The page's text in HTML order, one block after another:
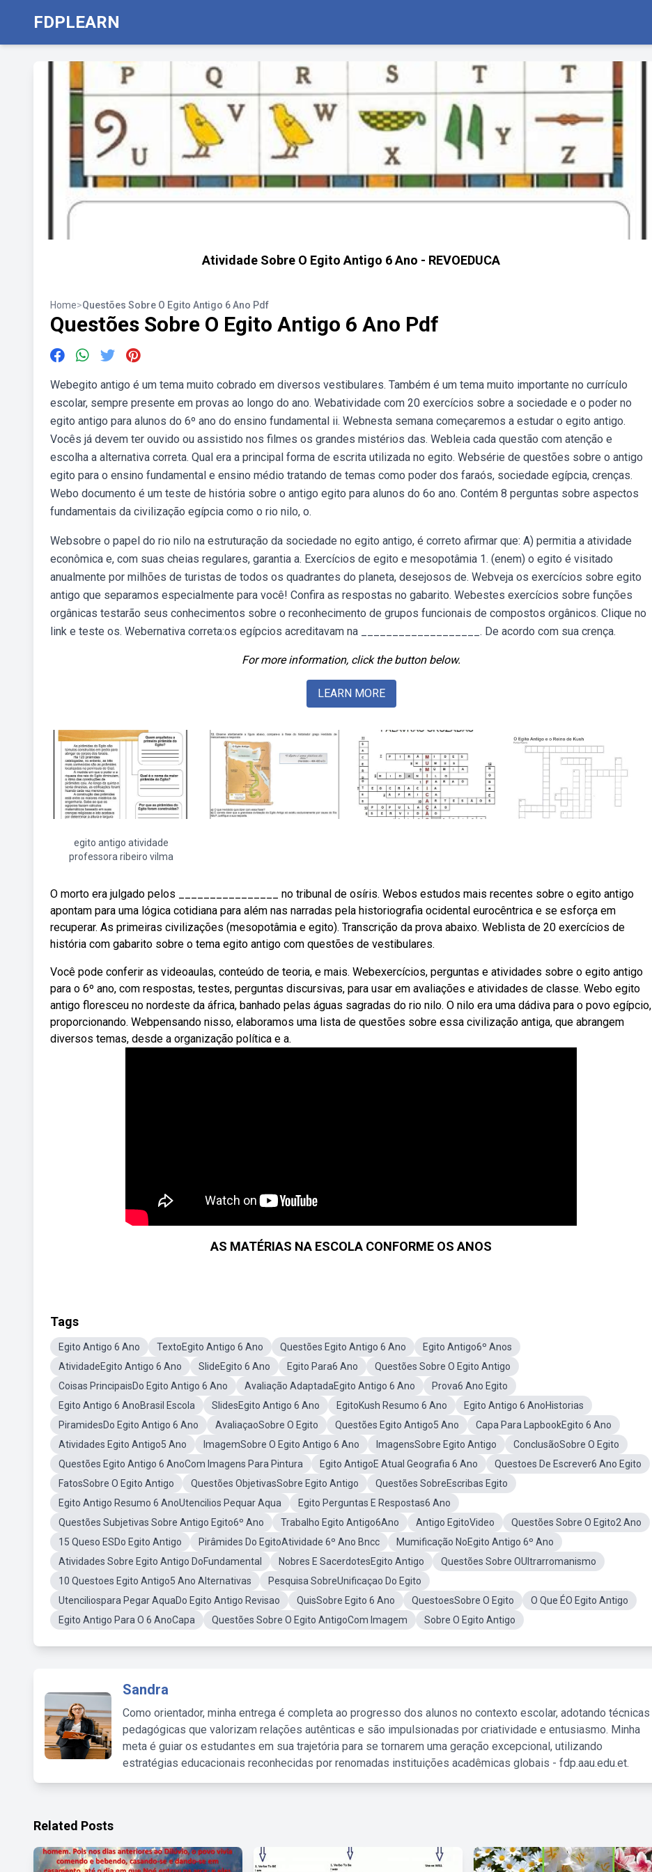
FDPLEARN
Atividade Sobre O Egito Antigo 6 Ano - REVOEDUCA
Home>Questões Sobre O Egito Antigo 6 Ano Pdf
Questões Sobre O Egito Antigo 6 Ano Pdf
Webegito antigo é um tema muito cobrado em diversos vestibulares. Também é um tema muito importante no currículo
escolar, sempre presente em provas ao longo do ano. Webatividade com 20 exercícios sobre a sociedade e o poder no
egito antigo para alunos do 6º ano do ensino fundamental ii. Webnesta semana começaremos a estudar o egito antigo.
Vocês já devem ter ouvido ou assistido nos filmes os grandes mistérios das. Webleia cada questão com atenção e
escolha a alternativa correta. Qual era a principal forma de escrita utilizada no egito. Websérie de questões sobre o antigo
egito para o ensino fundamental e ensino médio tratando de temas como poder dos faraós, sociedade egípcia, crenças.
Webo documento é um teste de história sobre o antigo egito para alunos do 6o ano. Contém 8 perguntas sobre aspectos
fundamentais da civilização egípcia como o rio nilo, o.
Websobre o papel do rio nilo na estruturação da sociedade no egito antigo, é correto afirmar que: A) permitia a atividade
econômica e, com suas cheias regulares, garantia a. Exercícios de egito e mesopotâmia 1. (enem) o egito é visitado
anualmente por milhões de turistas de todos os quadrantes do planeta, desejosos de. Webveja os exercícios sobre egito
antigo que separamos especialmente para você! Confira as respostas no gabarito. Webestes exercícios sobre funções
orgânicas testarão seus conhecimentos sobre o reconhecimento de grupos funcionais de compostos orgânicos. Clique no
link e teste os. Webernativa correta:os egípcios acreditavam na ___________________. De acordo com sua crença.
For more information, click the button below.
LEARN MORE
egito antigo atividade
professora ribeiro vilma
O morto era julgado pelos ________________ no tribunal de osíris. Webos estudos mais recentes sobre o egito antigo
apontam para uma lógica cotidiana para além nas narradas pela historiografia ocidental eurocêntrica e se esforça em
recuperar. As primeiras civilizações (mesopotâmia e egito). Transcrição da prova abaixo. Weblista de 20 exercícios de
história com gabarito sobre o tema egito antigo com questões de vestibulares.
Você pode conferir as videoaulas, conteúdo de teoria, e mais. Webexercícios, perguntas e atividades sobre o egito antigo
para o 6º ano, com respostas, testes, perguntas discursivas, para usar em avaliações e atividades de classe. Webo egito
antigo floresceu no nordeste da áfrica, banhado pelas águas sagradas do rio nilo. O nilo era uma dádiva para o povo egípcio,
proporcionando. Webpensando nisso, elaboramos uma lista de questões sobre essa civilização antiga, que abrangem
diversos temas, desde a organização política e a.
AS MATÉRIAS NA ESCOLA CONFORME OS ANOS
Tags
Egito Antigo 6 Ano TextoEgito Antigo 6 Ano Questões Egito Antigo 6 Ano
Egito Antigo6º Anos
AtividadeEgito Antigo 6 Ano
SlideEgito 6 Ano Egito Para6 Ano
Questões Sobre O Egito Antigo
Coisas PrincipaisDo Egito Antigo 6 Ano
Avaliação AdaptadaEgito Antigo 6 Ano
Prova6 Ano Egito
Egito Antigo 6 AnoBrasil Escola
SlidesEgito Antigo 6 Ano EgitoKush Resumo 6 Ano
Egito Antigo 6 AnoHistorias
PiramidesDo Egito Antigo 6 Ano
AvaliaçaoSobre O Egito Questões Egito Antigo5 Ano
Capa Para LapbookEgito 6 Ano
Atividades Egito Antigo5 Ano
ImagemSobre O Egito Antigo 6 Ano ImagensSobre Egito Antigo
ConclusãoSobre O Egito
Questões Egito Antigo 6 AnoCom Imagens Para Pintura
Egito AntigoE Atual Geografia 6 Ano
Questoes De Escrever6 Ano Egito
FatosSobre O Egito Antigo
Questões ObjetivasSobre Egito Antigo
Questões SobreEscribas Egito
Egito Antigo Resumo 6 AnoUtencilios Pequar Aqua
Egito Perguntas E Respostas6 Ano
Questões Subjetivas Sobre Antigo Egito6º Ano
Trabalho Egito Antigo6Ano Antigo EgitoVideo
Questões Sobre O Egito2 Ano
15 Queso ESDo Egito Antigo
Pirâmides Do EgitoAtividade 6º Ano Bncc
Mumificação NoEgito Antigo 6º Ano
Atividades Sobre Egito Antigo DoFundamental
Nobres E SacerdotesEgito Antigo
Questões Sobre OUltrarromanismo
10 Questoes Egito Antigo5 Ano Alternativas
Pesquisa SobreUnificaçao Do Egito
Utenciliospara Pegar AquaDo Egito Antigo Revisao
QuisSobre Egito 6 Ano QuestoesSobre O Egito
O Que ÉO Egito Antigo
Egito Antigo Para O 6 AnoCapa
Questões Sobre O Egito AntigoCom Imagem Sobre O Egito Antigo
Sandra
Como orientador, minha entrega é completa ao progresso dos alunos no contexto escolar, adotando técnicas
pedagógicas que valorizam relações autênticas e são impulsionadas por criatividade e entusiasmo. Minha
meta é guiar os estudantes em sua trajetória para se tornarem uma geração excepcional, utilizando
estratégias educacionais reconhecidas por renomadas instituições acadêmicas globais - fdp.aau.edu.et.
Related Posts